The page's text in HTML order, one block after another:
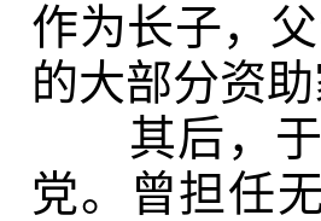
作为长子，
的大部分资
其后，于
党。曾担任